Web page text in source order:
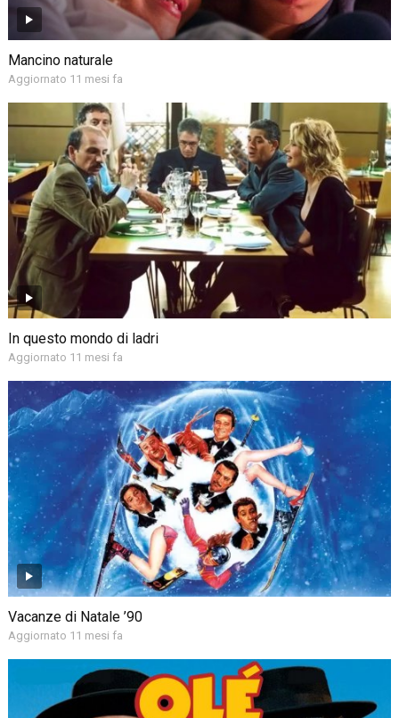
Mancino naturale
Aggiornato 11 mesi fa
In questo mondo di ladri
Aggiornato 11 mesi fa
Vacanze di Natale ’90
Aggiornato 11 mesi fa